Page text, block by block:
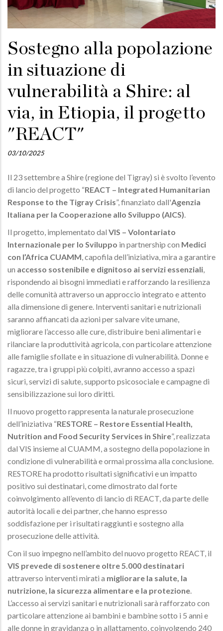
Sostegno alla popolazione
in situazione di
vulnerabilità a Shire: al
via, in Etiopia, il progetto
"REACT"
03/10/2025
Il 23 settembre a Shire (regione del Tigray) si è svolto l’evento
di lancio del progetto “REACT – Integrated Humanitarian
Response to the Tigray Crisis”, finanziato dall'Agenzia
Italiana per la Cooperazione allo Sviluppo (AICS)
Il progetto, implementato dal VIS – Volontariato
Internazionale per lo Sviluppo in partnership con Medici
con l’Africa CUAMM , capofila dell’iniziativa, mira a garantire
un accesso sostenibile e dignitoso ai servizi essenziali
rispondendo ai bisogni immediati e rafforzando la resilienza
delle comunità attraverso un approccio integrato e attento
alla dimensione di genere. Interventi sanitari e nutrizionali
saranno affiancati da azioni per salvare vite umane,
migliorare l’accesso alle cure, distribuire beni alimentari e
rilanciare la produttività agricola, con particolare attenzione
alle famiglie sfollate e in situazione di vulnerabilità. Donne e
ragazze, tra i gruppi più colpiti, avranno accesso a spazi
sicuri, servizi di salute, supporto psicosociale e campagne di
sensibilizzazione sui loro diritti.
Il nuovo progetto rappresenta la naturale prosecuzione
dell’iniziativa “RESTORE – Restore Essential Health,
Nutrition and Food Security Services in Shire”, realizzata
dal VIS insieme al CUAMM, a sostegno della popolazione in
condizione di vulnerabilità e ormai prossima alla conclusione.
RESTORE ha prodotto risultati significativi e un impatto
positivo sui destinatari, come dimostrato dal forte
coinvolgimento all’evento di lancio di REACT, da parte delle
autorità locali e dei partner, che hanno espresso
soddisfazione per i risultati raggiunti e sostegno alla
prosecuzione delle attività.
Con il suo impegno nell’ambito del nuovo progetto REACT, il
VIS prevede di sostenere oltre 5.000 destinatari
attraverso interventi mirati a migliorare la salute, la
nutrizione, la sicurezza alimentare e la protezione
L’accesso ai servizi sanitari e nutrizionali sarà rafforzato con
particolare attenzione ai bambini e bambine sotto i 5 anni e
alle donne in gravidanza o in allattamento, coinvolgendo 240